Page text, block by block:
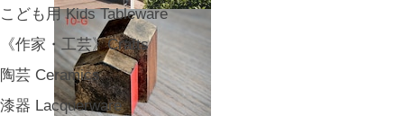
こども用 Kids Tableware
《作家・工芸》Crafts
陶芸 Ceramics
漆器 Lacquerware